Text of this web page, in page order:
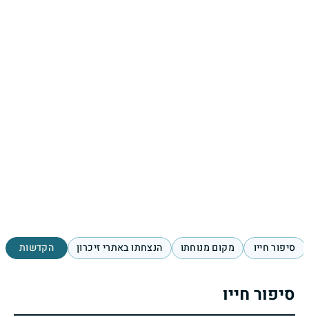
סיפור חייו מקום מנוחתו הנצחתו באתרי זיכרון הקדשות
סיפור חייו